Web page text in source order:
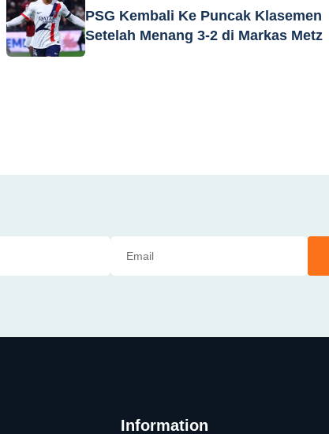
PSG Kembali Ke Puncak Klasemen
Setelah Menang 3-2 di Markas Metz
Information